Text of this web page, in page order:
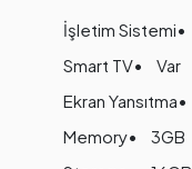
İşletim Sistemi
Smart TV
Var
Ekran Yansıtma
Memory
3GB